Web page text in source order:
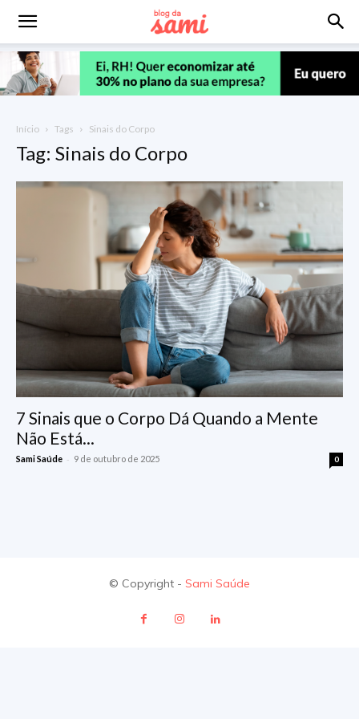
Início Tags Sinais do Corpo
Tag: Sinais do Corpo
7 Sinais que o Corpo Dá Quando a Mente
Não Está...
Sami Saúde - 9 de outubro de 2025 0
© Copyright - Sami Saúde